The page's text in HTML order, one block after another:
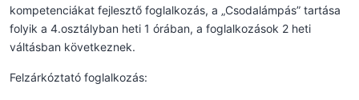
kompetenciákat fejlesztő foglalkozás, a „Csodalámpás” tartása
folyik a 4.osztályban heti 1 órában, a foglalkozások 2 heti
váltásban következnek.
Felzárkóztató foglalkozás: